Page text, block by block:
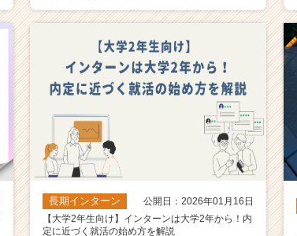
長期インターン
公開日：2026年01月16日
【大学2年生向け】インターンは大学2年から！内
定に近づく就活の始め方を解説